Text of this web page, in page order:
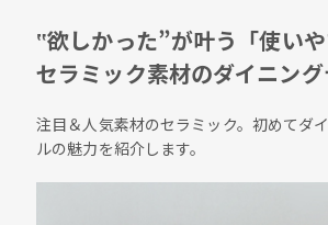
‟欲しかった”が叶う「使い
セラミック素材のダイニン
注目＆人気素材のセラミック。初めてダ
ルの魅力を紹介します。